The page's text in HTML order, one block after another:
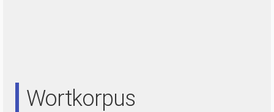
Wortkorpus